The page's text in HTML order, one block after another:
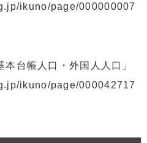
ikuno/page/000000007
台帳人口・外国人人口」
ikuno/page/000042717